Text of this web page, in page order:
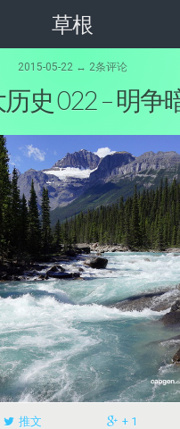
草根
2015-05-22 ↔ 2条评论
史 022 – 明争
推文 + 1